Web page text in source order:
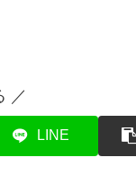
／
LINE